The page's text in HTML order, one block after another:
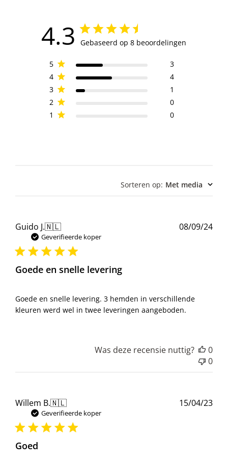
4.3 Gebaseerd op 8 beoordelingen
5
3
4
4
3
1
2
0
1
0
Sorteren op: Met media
Guido J.🇳🇱
Geverifieerde koper
Goede en snelle levering
Goede en snelle levering. 3 hemden in verschillende
kleuren werd wel in twee leveringen aangeboden.
08/09/24
Was deze recensie nuttig?
0
0
Willem B.🇳🇱
Geverifieerde koper
Goed
15/04/23